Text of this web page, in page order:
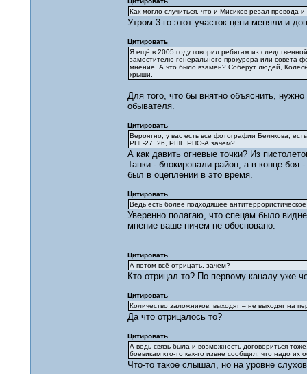
Как могло случиться, что и Мисиков резал провода
Утром 3-го этот участок цепи меняли и
Цитировать
Я ещё в 2005 году говорил ребятам из
заместителю генерального прокурора или совета
мнение. А что было взамен? Соберут людей,
крыши.
Для того, что бы внятно объяснить,
обывателя.
Цитировать
Вероятно, у вас есть все фотографии Белякова,
РПГ-27, 26, РШГ, РПО-А зачем?
А как давить огневые точки? Из
Танки - блокировали район, а в конце
был в оцеплении в это время.
Цитировать
Ведь есть более подходящее
Уверенно полагаю, что спецам было
мнение ваше ничем не обосновано.
Цитировать
А потом всё отрицать, зачем?
Кто отрицал то? По первому каналу уже
Цитировать
Количество заложников, выходят – не выходят на
Да что отрицалось то?
Цитировать
А ведь связь была и возможность договориться
боевикам кто-то как-то извне сообщил, что надо их
Что-то такое слышал, но на уровне